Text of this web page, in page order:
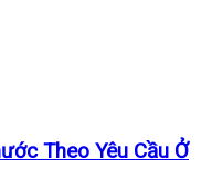
Theo Yêu Cầu Ở